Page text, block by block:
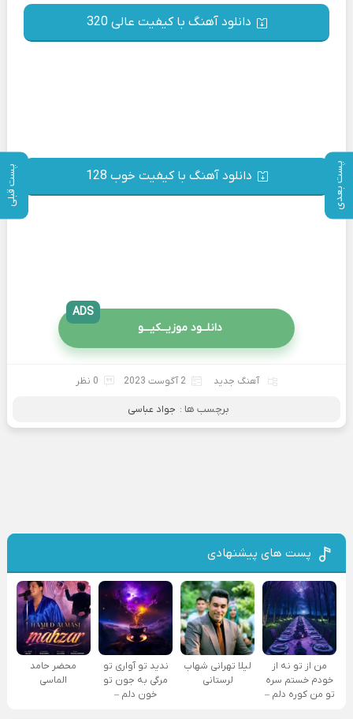
پست بعدی پست قبلی
دانلود آهنگ با کیفیت عالی 320
دانلود آهنگ با کیفیت خوب 128
دانلــود موزیــکیـــو
ADS
آهنگ جدید 2 آگوست 2023 0 نظر
برچسب ها : جواد عباسی
پست های پیشنهادی
من از تو نه از
خودم خستم سره
تو من کوره دلم –
لیلا تهرانی شهاب
لرستانی
ندید تو آواری تو
مرگی به جون تو
خون دلم –
محضر حامد
الماسی